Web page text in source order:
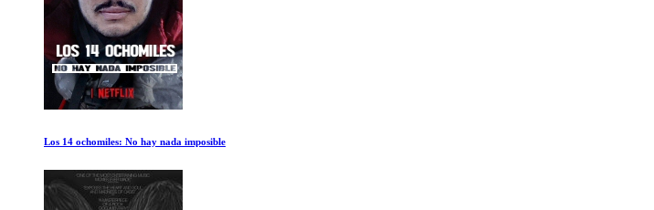
El Viaje del Mamut